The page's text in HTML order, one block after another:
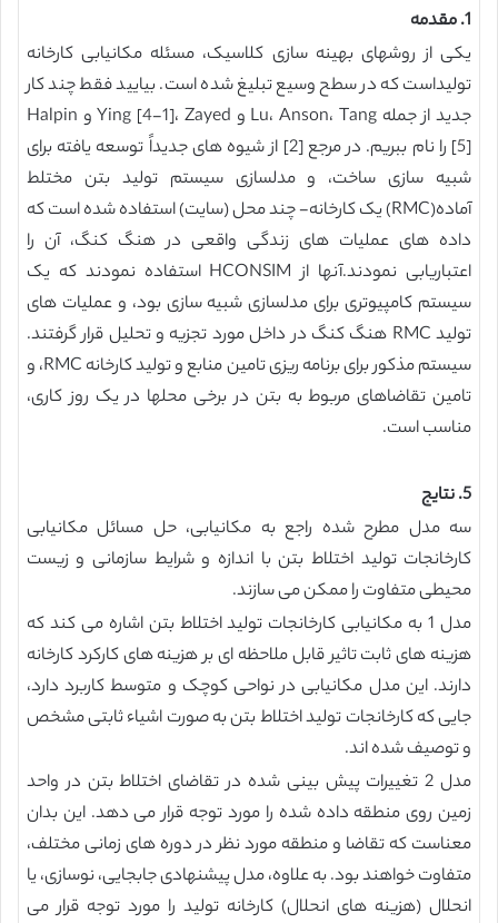
1. مقدمه
یکی از روشهای بهینه سازی کلاسیک، مسئله مکانیابی کارخانه
تولیداست که در سطح وسیع تبلیغ شده است. بیایید فقط چند کار
جدید از جمله Lu، Anson، Tang و Ying [4-1]، Zayed و Halpin
[5] را نام ببریم. در مرجع [2] از شیوه های جدیداً توسعه یافته برای
شبیه سازی ساخت، و مدلسازی سیستم تولید بتن مختلط
آماده(RMC) یک کارخانه- چند محل (سایت) استفاده شده است که
داده های عملیات های زندگی واقعی در هنگ کنگ، آن را
اعتباریابی نمودند.آنها از HCONSIM استفاده نمودند که یک
سیستم کامپیوتری برای مدلسازی شبیه سازی بود، و عملیات های
تولید RMC هنگ کنگ در داخل مورد تجزیه و تحلیل قرار گرفتند.
سیستم مذکور برای برنامه ریزی تامین منابع و تولید کارخانه RMC، و
تامین تقاضاهای مربوط به بتن در برخی محلها در یک روز کاری،
مناسب است.
5. نتایج
سه مدل مطرح شده راجع به مکانیابی، حل مسائل مکانیابی
کارخانجات تولید اختلاط بتن با اندازه و شرایط سازمانی و زیست
محیطی متفاوت را ممکن می سازند.
مدل 1 به مکانیابی کارخانجات تولید اختلاط بتن اشاره می کند که
هزینه های ثابت تاثیر قابل ملاحظه ای بر هزینه های کارکرد کارخانه
دارند. این مدل مکانیابی در نواحی کوچک و متوسط کاربرد دارد،
جایی که کارخانجات تولید اختلاط بتن به صورت اشیاء ثابتی مشخص
و توصیف شده اند.
مدل 2 تغییرات پیش بینی شده در تقاضای اختلاط بتن در واحد
زمین روی منطقه داده شده را مورد توجه قرار می دهد. این بدان
معناست که تقاضا و منطقه مورد نظر در دوره های زمانی مختلف،
متفاوت خواهند بود. به علاوه، مدل پیشنهادی جابجایی، نوسازی، یا
انحلال (هزینه های انحلال) کارخانه تولید را مورد توجه قرار می